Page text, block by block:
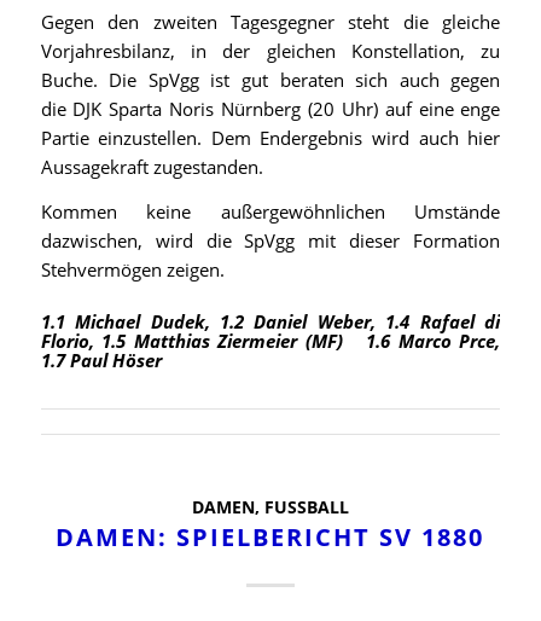
Gegen den zweiten Tagesgegner steht die gleiche
Vorjahresbilanz, in der gleichen Konstellation, zu
Buche. Die SpVgg ist gut beraten sich auch gegen
die DJK Sparta Noris Nürnberg (20 Uhr) auf eine enge
Partie einzustellen. Dem Endergebnis wird auch hier
Aussagekraft zugestanden.
Kommen keine außergewöhnlichen Umstände
dazwischen, wird die SpVgg mit dieser Formation
Stehvermögen zeigen.
1.1 Michael Dudek, 1.2 Daniel Weber, 1.4 Rafael di
Florio, 1.5 Matthias Ziermeier (MF) 1.6 Marco Prce,
1.7 Paul Höser
DAMEN, FUSSBALL
DAMEN: SPIELBERICHT SV 1880